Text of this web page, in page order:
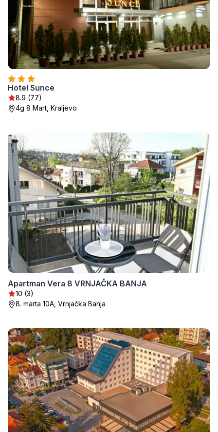
Hotel Sunce
8.9 (77)
4g 8 Mart, Kraljevo
Apartman Vera 8 VRNJAČKA BANJA
10 (3)
8. marta 10А, Vrnjačka Banja